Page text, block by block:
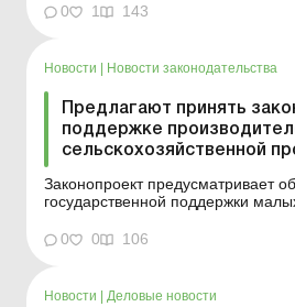
прирезка и падеж). Форма №
составления (на языке
0 1 143
Новости Новости законодательства
Предлагают принять
поддержке
сельскохозяйственной
Законопроект предусматривает
государственной поддержки
направлен на создание
среды для реализации продукции,
Комитет по вопросам агр...
0 0 106
Новости Деловые новости